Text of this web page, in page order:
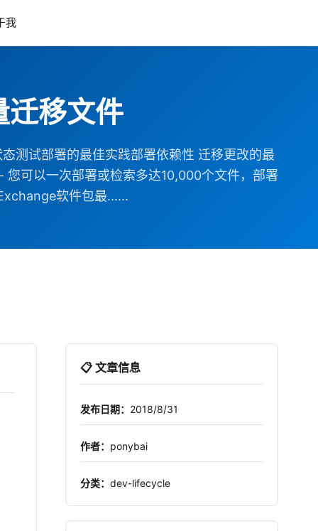
我
移文件
测试部署的最佳实践部署依赖性 迁移更改的最
可以一次部署或检索多达10,000个文件，部署
软件包最......
📋 文章信息
发布日期： 2018/8/31
作者： ponybai
分类： dev-lifecycle